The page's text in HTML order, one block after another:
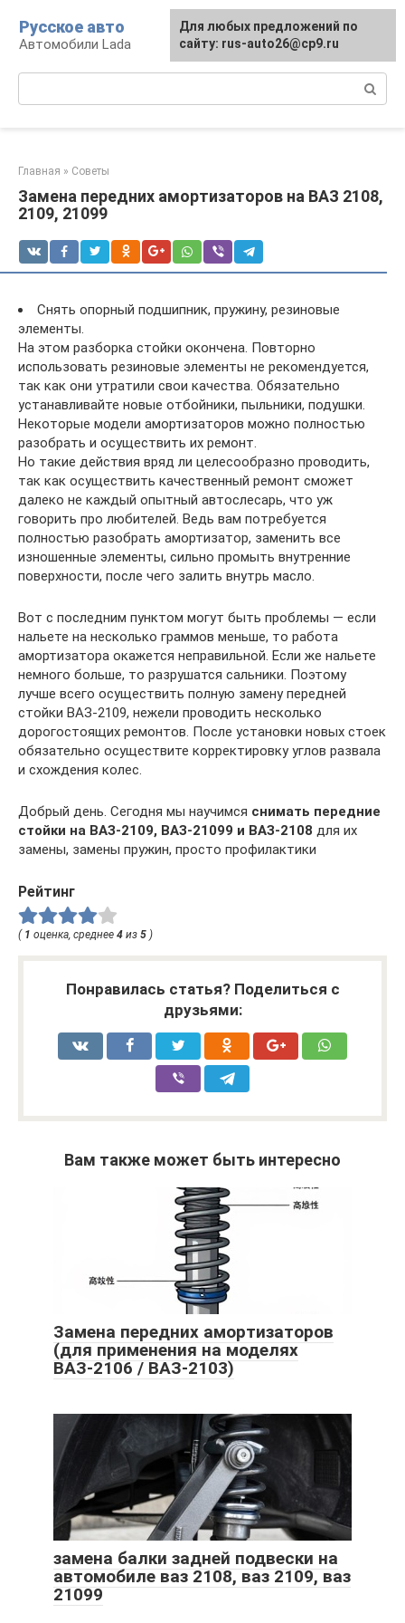
контенту
Русское авто
Автомобили Lada
Главная » Советы
Замена передних амортизаторов на ВАЗ 2108,
2109, 21099
Снять опорный подшипник, пружину, резиновые
элементы.
На этом разборка стойки окончена. Повторно
использовать резиновые элементы не рекомендуется,
так как они утратили свои качества. Обязательно
устанавливайте новые отбойники, пыльники, подушки.
Некоторые модели амортизаторов можно полностью
разобрать и осуществить их ремонт.
Но такие действия вряд ли целесообразно проводить,
так как осуществить качественный ремонт сможет
далеко не каждый опытный автослесарь, что уж
говорить про любителей. Ведь вам потребуется
полностью разобрать амортизатор, заменить все
изношенные элементы, сильно промыть внутренние
поверхности, после чего залить внутрь масло.
Вот с последним пунктом могут быть проблемы — если
нальете на несколько граммов меньше, то работа
амортизатора окажется неправильной. Если же нальете
немного больше, то разрушатся сальники. Поэтому
лучше всего осуществить полную замену передней
стойки ВАЗ-2109, нежели проводить несколько
дорогостоящих ремонтов. После установки новых стоек
обязательно осуществите корректировку углов развала
и схождения колес.
Добрый день. Сегодня мы научимся снимать передние
стойки на ВАЗ-2109, ВАЗ-21099 и ВАЗ-2108 для их
замены, замены пружин, просто профилактики
Рейтинг
( 1 оценка, среднее 4 из 5 )
Понравилась статья? Поделиться с
друзьями:
Вам также может быть интересно
Замена передних амортизаторов
(для применения на моделях
ВАЗ-2106 / ВАЗ-2103)
замена балки задней подвески на
автомобиле ваз 2108, ваз 2109, ваз
21099
Для любых предложений по
сайту: rus-auto26@cp9.ru